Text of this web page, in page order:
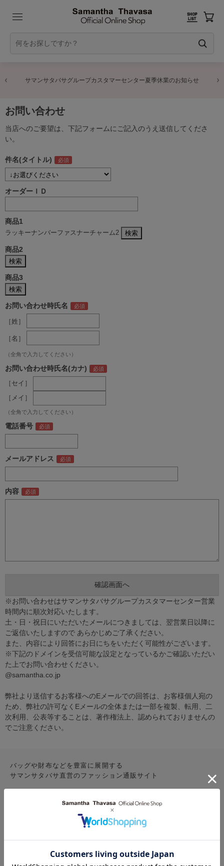
サマンサタバサグループカスタマーセンター夏季休業のお知らせ
お問い合わせ
当店へのご要望は、下記フォームにご記入のうえ送信してくださ
い。
件名(タイトル)
オーダーＩＤ
商品1
ラッキーナンバーファスナーチャーム2
商品2
商品3
お問い合わせ時氏名
［姓］
［名］
（全角で入力してください）
お問い合わせ時氏名(カナ)
［セイ］
［メイ］
（全角で入力してください）
電話番号
メールアドレス
内容
※お問い合わせはサマンサタバサグループカスタマーセンター営業
時間内に順次対応いたします。
土・日・祝日にいただいたメールにつきましては、翌営業日以降に
ご返信いたしますので あらかじめご了承ください。
また、内容により回答にお日にちをいただく可能性がございます。
※下記のドメインを受信可能な設定となっているかご確認いただい
た上でお問い合わせください。
@samantha.co.jp
弊社より送信するお客様へのEメールでの回答は、お客様個人宛の
ため、弊社の許可なくEメールの全体または一部を複製、転用、二
次利用、公表等することは、著作権法上、認められておりませんの
でご注意ください。
バッグや財布などを豊富に展開する
サマンサタバサ直営のファッション通販サイト
お気に入りアイテム
特集